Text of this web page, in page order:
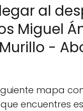
al
Miguel
-
mapa
encuentres